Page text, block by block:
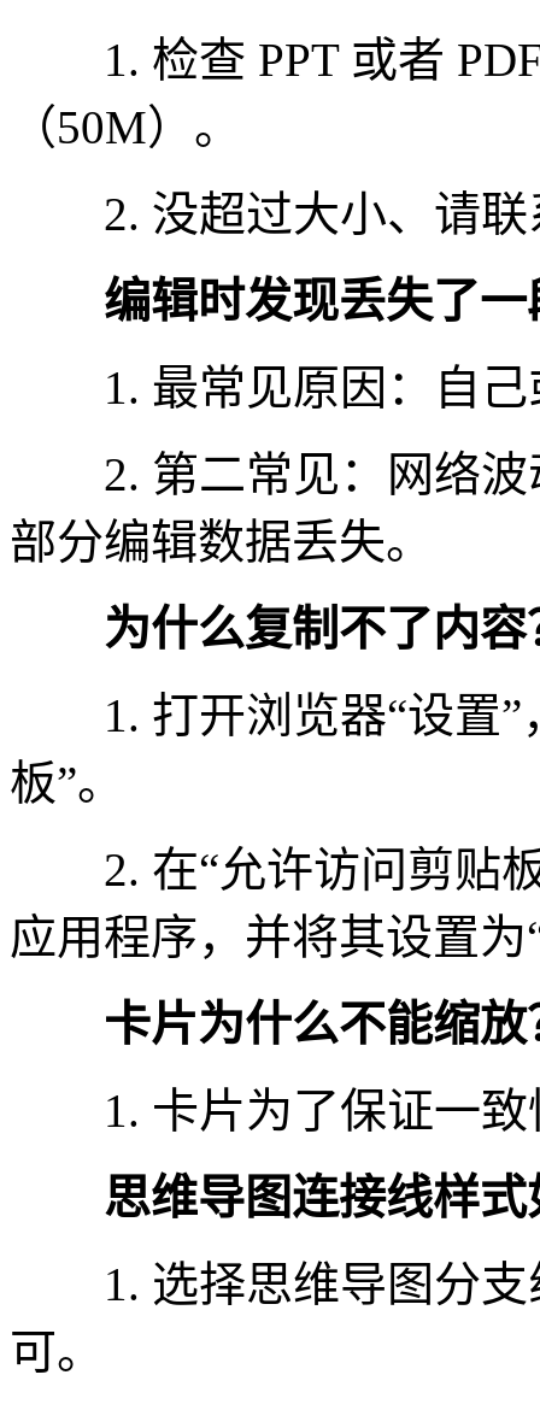
1. 检查 PPT 或者
（50M）。
2. 没超过大小、请联
编辑时发现丢失了一
1. 最常见原因：自己
2. 第二常见：网络波
部分编辑数据丢失。
为什么复制不了内容
1. 打开浏览器“设置”
板”。
2. 在“允许访问剪贴板
应用程序，并将其设置为
卡片为什么不能缩放
1. 卡片为了保证一致
思维导图连接线样式
1. 选择思维导图分支
可。